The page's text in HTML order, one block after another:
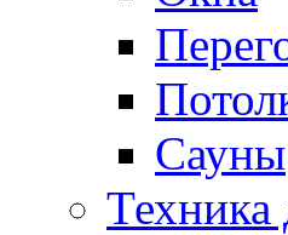
Сауны
Техника